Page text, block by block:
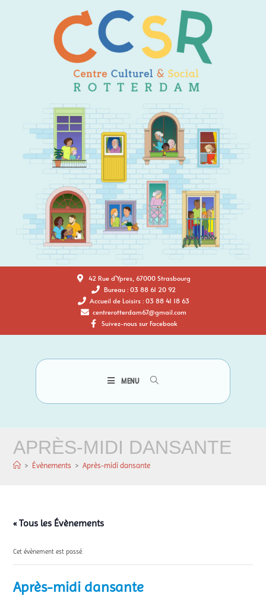
42 Rue d'Ypres, 67000 Strasbourg
Bureau : 03 88 61 20 92
Accueil de Loisirs : 03 88 41 18 63
centrerotterdam67@gmail.com
Suivez-nous sur Facebook
MENU
APRÈS-MIDI DANSANTE
> Évènements > Après-midi dansante
« Tous les Évènements
Cet évènement est passé.
Après-midi dansante